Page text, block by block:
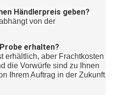
Händlerpreis geben?
von der
erhalten?
erhältlich, aber Frachtkosten
die Vorwürfe sind zu Ihnen
Ihrem Auftrag in der Zukunft